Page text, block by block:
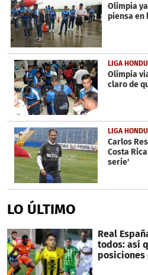
Olimpia
piensa en
LIGA
Olimpia
claro de
LIGA
Carlos
Costa
serie'
LO ÚLTIMO
Real
todos: así
posiciones